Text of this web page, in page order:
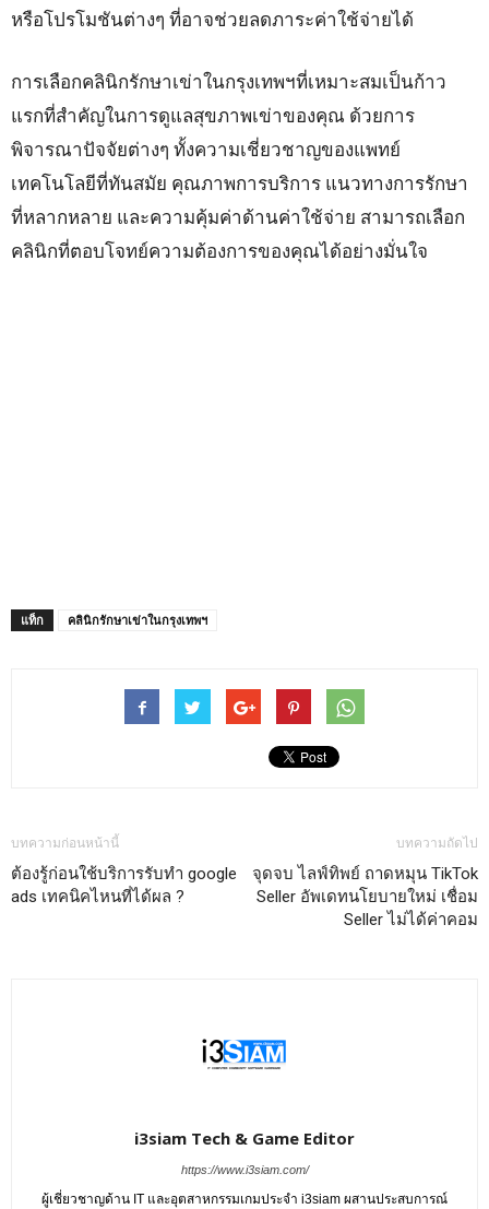
หรือโปรโมชันต่างๆ ที่อาจช่วยลดภาระค่าใช้จ่ายได้
การเลือกคลินิกรักษาเข่าในกรุงเทพฯที่เหมาะสมเป็นก้าว
แรกที่สำคัญในการดูแลสุขภาพเข่าของคุณ ด้วยการ
พิจารณาปัจจัยต่างๆ ทั้งความเชี่ยวชาญของแพทย์
เทคโนโลยีที่ทันสมัย คุณภาพการบริการ แนวทางการรักษา
ที่หลากหลาย และความคุ้มค่าด้านค่าใช้จ่าย สามารถเลือก
คลินิกที่ตอบโจทย์ความต้องการของคุณได้อย่างมั่นใจ
แท็ก คลินิกรักษาเข่าในกรุงเทพฯ
บทความก่อนหน้านี้
ต้องรู้ก่อนใช้บริการรับทำ google
ads เทคนิคไหนที่ได้ผล ?
บทความถัดไป
จุดจบ ไลฟ์ทิพย์ ถาดหมุน TikTok
Seller อัพเดทนโยบายใหม่ เชื่อม
Seller ไม่ได้ค่าคอม
i3siam Tech & Game Editor
https://www.i3siam.com/
ผู้เชี่ยวชาญด้าน IT และอุตสาหกรรมเกมประจำ i3siam ผสานประสบการณ์